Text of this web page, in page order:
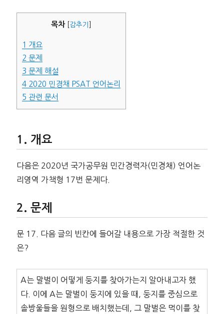
목차 감추기
1 개요
2 문제
3 문제 해설
42020 민경채 PSAT 언어논리
5 관련 문서
개요
다음은 2020년 국가공무원 민간경력자(민경채) 언어논
리영역 가책형 17번 문제다.
문제
문 17. 다음 글의 빈칸에 들어갈 내용으로 가장 적절한 것
은?
A는 말벌이 어떻게 둥지를 찾아가는지 알아내고자 했
다. 이에 A는 말벌이 둥지에 있을 때, 둥지를 중심으로
솔방울들을 원형으로 배치했는데, 그 말벌은 먹이를 찾